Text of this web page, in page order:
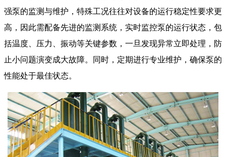
强泵的监测与维护，特殊工况往往对设备的运行稳定性要求更
高，因此需配备先进的监测系统，实时监控泵的运行状态，包
括温度、压力、振动等关键参数，一旦发现异常立即处理，防
止小问题演变成大故障。同时，定期进行专业维护，确保泵的
性能处于最佳状态。